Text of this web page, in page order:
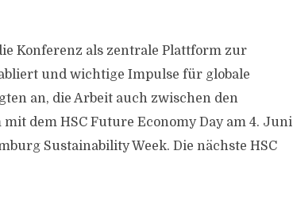
Konferenz als zentrale Plattform zur
und wichtige Impulse für globale
an, die Arbeit auch zwischen den
dem HSC Future Economy Day am 4. Juni
Sustainability Week. Die nächste HSC